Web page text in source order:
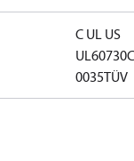
C UL US
UL60730
0035TÜV